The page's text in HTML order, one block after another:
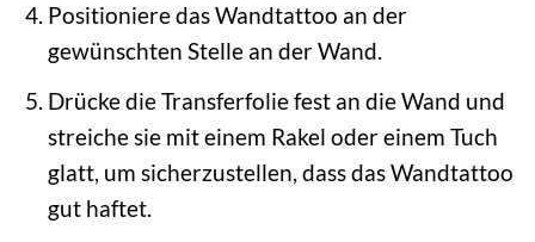
Positioniere das Wandtattoo an der
gewünschten Stelle an der Wand.
Drücke die Transferfolie fest an die Wand und
streiche sie mit einem Rakel oder einem Tuch
glatt, um sicherzustellen, dass das Wandtattoo
gut haftet.